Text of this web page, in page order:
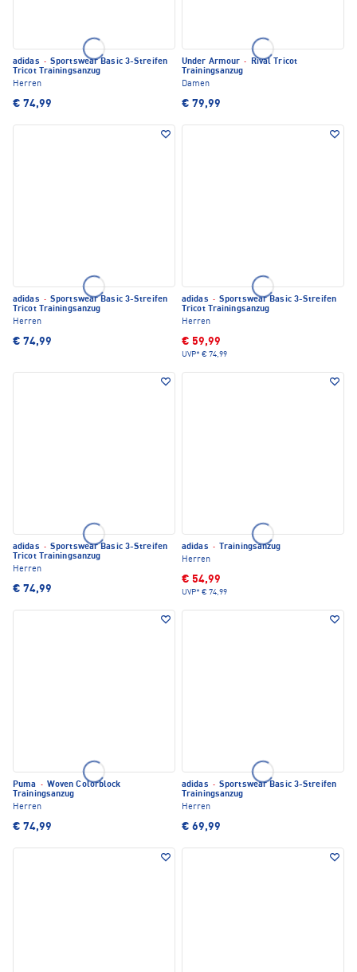
adidas · Sportswear Basic 3-Streifen
Tricot Trainingsanzug
Herren
€ 74,99
Under Armour ·
Rival Tricot
Trainingsanzug
Damen
€ 79,99
adidas · Sportswear Basic 3-Streifen
Tricot Trainingsanzug
Herren
€ 74,99
adidas · Sportswear Basic 3-Streifen
Tricot Trainingsanzug
Herren
€ 59,99
UVP* € 74,99
adidas · Sportswear Basic 3-Streifen
Tricot Trainingsanzug
Herren
€ 74,99
adidas ·
Trainingsanzug
Herren
€ 54,99
UVP* € 74,99
Puma · Woven Colorblock
Trainingsanzug
Herren
€ 74,99
adidas · Sportswear Basic 3-Streifen
Trainingsanzug
Herren
€ 69,99